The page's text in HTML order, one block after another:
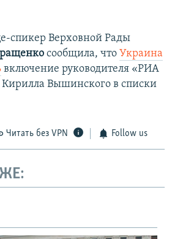
спикер Верховной Рады
сообщила, что Украина
включение руководителя «РИА
Вышинского в списки
Читать без VPN Follow us